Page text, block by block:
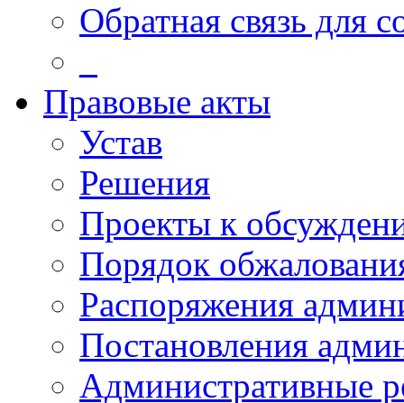
Обратная связь для
Правовые акты
Устав
Решения
Проекты к
Порядок
Распоряжения
Постановления
Административные